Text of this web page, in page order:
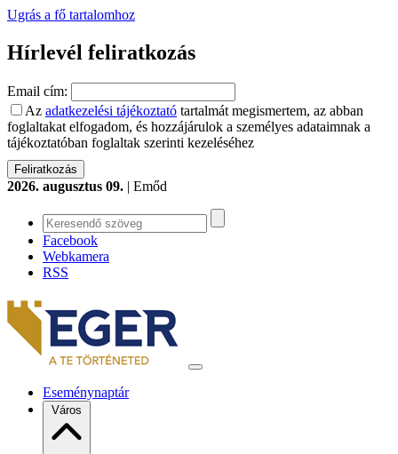
Ugrás a fő tartalomhoz
Hírlevél feliratkozás
Email cím:
Az adatkezelési tájékoztató tartalmát megismertem, az abban
foglaltakat elfogadom, és hozzájárulok a személyes adataimnak a
tájékoztatóban foglaltak szerinti kezeléséhez
2026. augusztus 09. | Emőd
Facebook
Webkamera
RSS
Eseménynaptár
Város